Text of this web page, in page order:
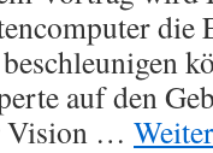
die
auf den
Vision …